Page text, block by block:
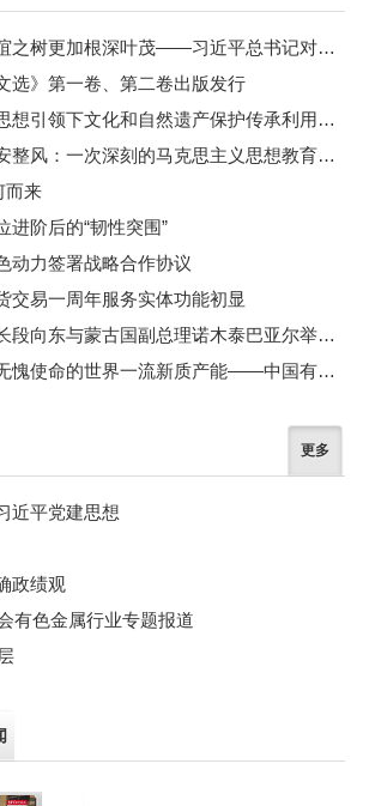
让中朝传统友谊之树更加根深叶茂——习近平总书记对朝鲜进行国事访问纪实
选》第一卷、第二卷出版发行
在习近平文化思想引领下文化和自然遗产保护传承利用工作开创新局面
伟大征程丨延安整风：一次深刻的马克思主义思想教育运动
而来
进阶后的“韧性突围”
动力签署战略合作协议
交易一周年服务实体功能初显
中铝集团董事长段向东与蒙古国副总理诺木泰巴亚尔举行会谈
锻造无愧时代无愧使命的世界一流新质产能——中国有色金属工业的战略应对与破局之道（二）
更多
近平党建思想
政绩观
有色金属行业专题报道